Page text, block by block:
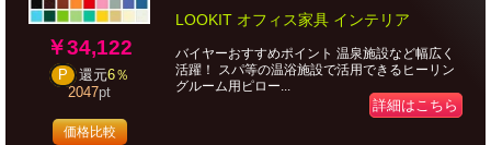
￥34,122
P 還元6％
2047pt
価格比較
LOOKIT オフィス家具 インテリア
バイヤーおすすめポイント 温泉施設など幅広く
活躍！ スパ等の温浴施設で活用できるヒーリン
グルーム用ピロー...
詳細はこちら